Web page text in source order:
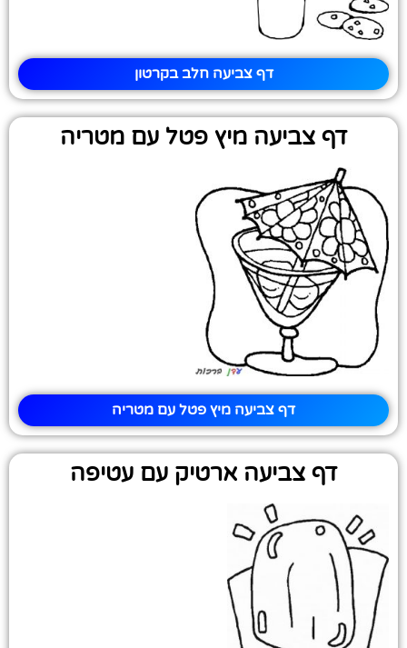
דף צביעה חלב בקרטון
דף צביעה מיץ פטל עם מטריה
דף צביעה מיץ פטל עם מטריה
דף צביעה ארטיק עם עטיפה